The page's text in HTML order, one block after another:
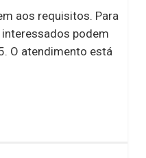
aos requisitos. Para
podem
O atendimento está